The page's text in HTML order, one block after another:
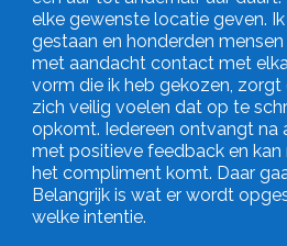
elke gewenste locatie geven.
gestaan en honderden
met aandacht contact met
vorm die ik heb gekozen,
zich veilig voelen dat op te
opkomt. Iedereen ontvangt na
met positieve feedback en kan
het compliment komt. Daar
Belangrijk is wat er wordt
welke intentie.